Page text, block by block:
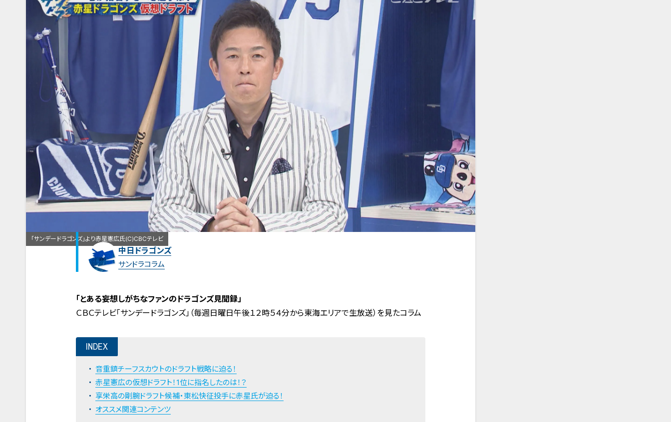
「サンデードラゴンズ」より赤星憲広氏(C)CBCテレビ
中日ドラゴンズ
サンドラコラム
「とある妄想しがちなファンのドラゴンズ見聞録」
ＣＢＣテレビ「サンデードラゴンズ」（毎週日曜日午後１２時５４分から東海エリアで生放送）を見たコラム
INDEX
音重鎮チーフスカウトのドラフト戦略に迫る！
赤星憲広の仮想ドラフト！1位に指名したのは！？
享栄高の剛腕ドラフト候補・東松快征投手に赤星氏が迫る！
オススメ関連コンテンツ